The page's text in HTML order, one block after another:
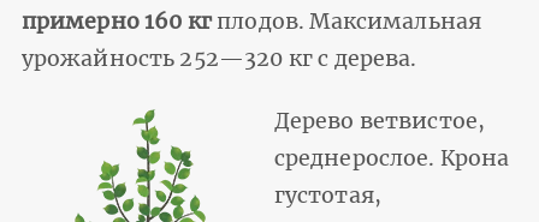
примерно 160 кгплодов. Максимальная
урожайность 252—320 кг с дерева.
Дерево ветвистое,
среднерослое. Крона
густотая,